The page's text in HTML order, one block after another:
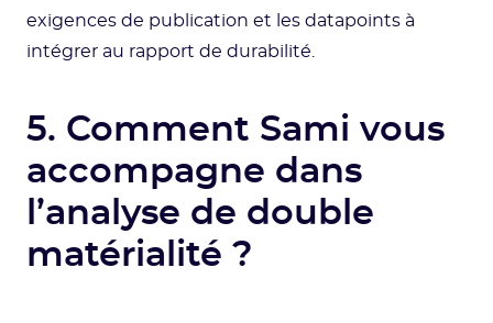
exigences de publication et les datapoints à
intégrer au rapport de durabilité.
5. Comment Sami vous
accompagne dans
l’analyse de double
matérialité ?